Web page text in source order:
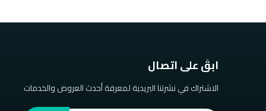
ابقَ على اتصال
الاشتراك في نشرتنا البريدية لمعرفة أحدث العروض والخدمات